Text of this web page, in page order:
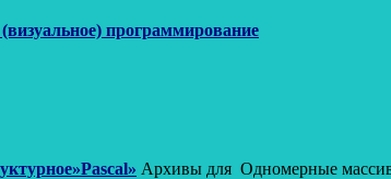
программирование
»Pascal» Архивы для Одномерные